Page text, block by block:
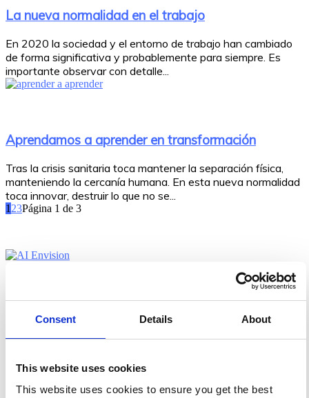
Consent Details About
This website uses cookies
This website uses cookies to ensure you get the best
La nueva normalidad en el trabajo
En 2020 la sociedad y el entorno de trabajo han cambiado
de forma significativa y probablemente para siempre. Es
importante observar con detalle...
Aprendamos a aprender en transformación
Tras la crisis sanitaria toca mantener la separación física,
manteniendo la cercanía humana. En esta nueva normalidad
toca innovar, destruir lo que no se...
1 23Página 1 de 3